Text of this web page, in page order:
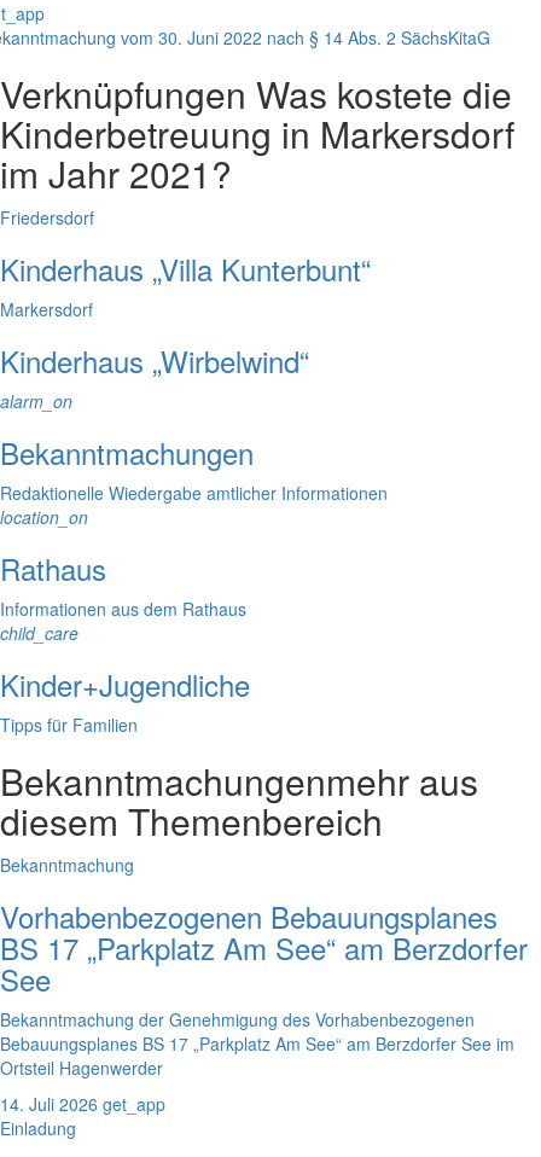
vom 30. Juni 2022 nach § 14 Abs. 2 SächsKitaG
Verknüpfungen Was kostete die
Kinderbetreuung in Markersdorf
im Jahr 2021?
Friedersdorf
Kinderhaus „Villa Kunterbunt“
Markersdorf
Kinderhaus „Wirbelwind“
alarm_on
Bekanntmachungen
Redaktionelle Wiedergabe amtlicher Informationen
location_on
Rathaus
Informationen aus dem Rathaus
child_care
Kinder+Jugendliche
Tipps für Familien
Bekanntmachungenmehr aus
diesem Themenbereich
Bekanntmachung
Vorhabenbezogenen Bebauungsplanes
BS 17 „Parkplatz Am See“ am Berzdorfer
See
Bekanntmachung der Genehmigung des Vorhabenbezogenen
Bebauungsplanes BS 17 „Parkplatz Am See“ am Berzdorfer See im
Ortsteil Hagenwerder
14. Juli 2026 get_app
Einladung